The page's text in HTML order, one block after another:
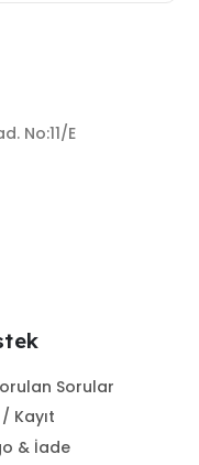
No:11/E
Sorular
Kayıt
& İade